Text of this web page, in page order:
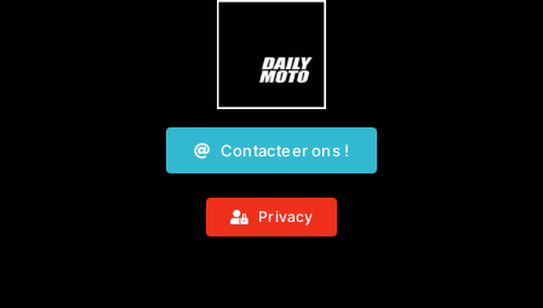
Contacteer ons !
Privacy